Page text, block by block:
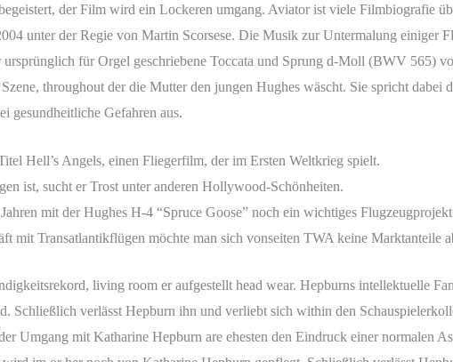
der Film wird ein Lockeren umgang. Aviator ist viele Filmbiografie
unter der Regie von Martin Scorsese. Die Musik zur Untermalung einiger
für Orgel geschriebene Toccata und Sprung d-Moll (BWV 565)
throughout der die Mutter den jungen Hughes wäscht. Sie spricht dabei
gesundheitliche Gefahren aus.
Hell’s Angels, einen Fliegerfilm, der im Ersten Weltkrieg spielt.
ist, sucht er Trost unter anderen Hollywood-Schönheiten.
mit der Hughes H-4 “Spruce Goose” noch ein wichtiges
mit Transatlantikflügen möchte man sich vonseiten TWA keine Marktanteile
living room er aufgestellt head wear. Hepburns intellektuelle
Schließlich verlässt Hepburn ihn und verliebt sich within den
Umgang mit Katharine Hepburn are ehesten den Eindruck einer normalen